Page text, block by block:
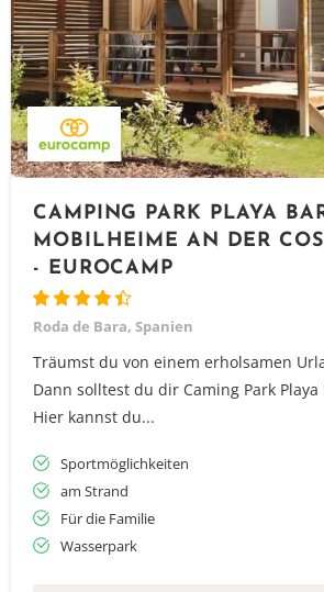
CAMPING PARK PLAYA
MOBILHEIME AN DER
- EUROCAMP
Roda de Bara, Spanien
Träumst du von einem erholsamen
Dann solltest du dir Caming Park
Hier kannst du...
Sportmöglichkeiten
am Strand
Für die Familie
Wasserpark